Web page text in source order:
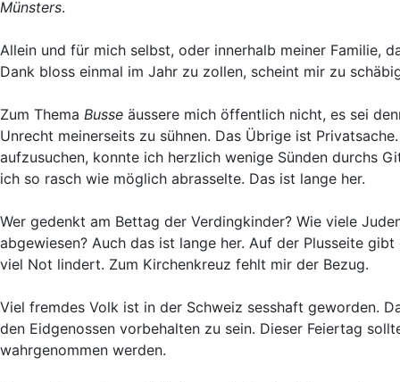
Münsters.
Allein und für mich selbst, oder innerhalb meiner Familie,
Dank bloss einmal im Jahr zu zollen, scheint mir zu
Zum Thema Busse äussere mich öffentlich nicht, es sei
Unrecht meinerseits zu sühnen. Das Übrige ist
aufzusuchen, konnte ich herzlich wenige Sünden durchs
ich so rasch wie möglich abrasselte. Das ist lange her.
Wer gedenkt am Bettag der Verdingkinder? Wie viele
abgewiesen? Auch das ist lange her. Auf der Plusseite
viel Not lindert. Zum Kirchenkreuz fehlt mir der Bezug.
Viel fremdes Volk ist in der Schweiz sesshaft geworden.
den Eidgenossen vorbehalten zu sein. Dieser Feiertag
wahrgenommen werden.